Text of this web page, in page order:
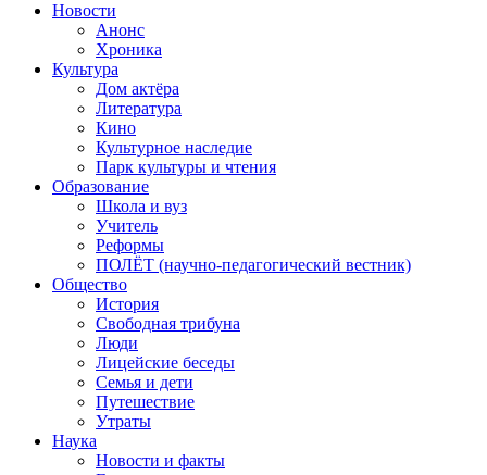
Новости
Анонс
Хроника
Культура
Дом актёра
Литература
Кино
Культурное наследие
Парк культуры и чтения
Образование
Школа и вуз
Учитель
Реформы
ПОЛЁТ (научно-педагогический вестник)
Общество
История
Свободная трибуна
Люди
Лицейские беседы
Семья и дети
Путешествие
Утраты
Наука
Новости и факты